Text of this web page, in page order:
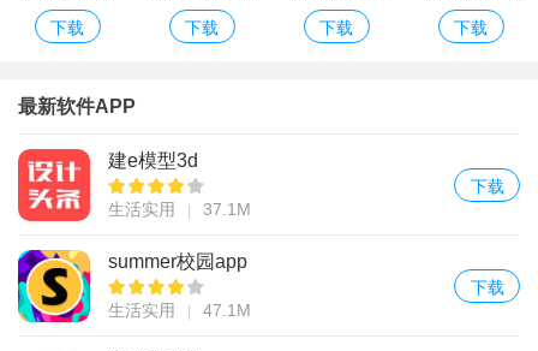
下载 营业厅
下载 营业厅app
下载 活
下载
最新软件APP
建e模型3d
生活实用 37.1M
下载
summer校园app
生活实用 47.1M
下载